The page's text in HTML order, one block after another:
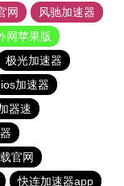
网
风驰加速器
网苹果版
极光加速器
ios加速器
器速
官网
快连加速器app